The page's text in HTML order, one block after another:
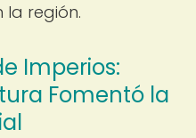
la región.
Imperios:
Fomentó la